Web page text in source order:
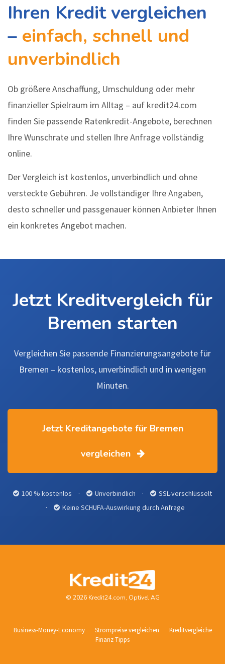
Ihren Kredit vergleichen
– einfach, schnell und
unverbindlich
Ob größere Anschaffung, Umschuldung oder mehr
finanzieller Spielraum im Alltag – auf kredit24.com
finden Sie passende Ratenkredit-Angebote, berechnen
Ihre Wunschrate und stellen Ihre Anfrage vollständig
online.
Der Vergleich ist kostenlos, unverbindlich und ohne
versteckte Gebühren. Je vollständiger Ihre Angaben,
desto schneller und passgenauer können Anbieter Ihnen
ein konkretes Angebot machen.
Jetzt Kreditvergleich für
Bremen starten
Vergleichen Sie passende Finanzierungsangebote für
Bremen – kostenlos, unverbindlich und in wenigen
Minuten.
Jetzt Kreditangebote für Bremen
vergleichen
100 % kostenlos · Unverbindlich ·
SSL-verschlüsselt
·
Keine SCHUFA-Auswirkung durch Anfrage
© 2026 Kredit24.com, Optivel AG
Business-Money-Economy Strompreise vergleichen
Kreditvergleiche
Finanz Tipps